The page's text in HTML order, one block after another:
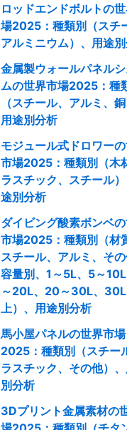
ロッドエンドボルトの
場2025：種類別（スチ
アルミニウム）、用途
金属製ウォールパネル
ムの世界市場2025：種
（スチール、アルミ、銅
用途別分析
モジュール式ドロワー
市場2025：種類別（木
ラスチック、スチール
途別分析
ダイビング酸素ボンベ
市場2025：種類別（材
スチール、アルミ、その
容量別、1～5L、5～
～20L、20～30L、
上）、用途別分析
馬小屋パネルの世界市場
2025：種類別（スチー
ラスチック、その他）
別分析
3Dプリント金属素材の